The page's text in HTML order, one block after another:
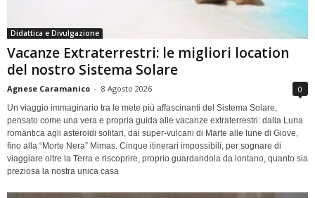
Didattica e Divulgazione
Vacanze Extraterrestri: le migliori location
del nostro Sistema Solare
Agnese Caramanico - 8 Agosto 2026 0
Un viaggio immaginario tra le mete più affascinanti del Sistema Solare,
pensato come una vera e propria guida alle vacanze extraterrestri: dalla Luna
romantica agli asteroidi solitari, dai super-vulcani di Marte alle lune di Giove,
fino alla “Morte Nera” Mimas. Cinque itinerari impossibili, per sognare di
viaggiare oltre la Terra e riscoprire, proprio guardandola da lontano, quanto sia
preziosa la nostra unica casa